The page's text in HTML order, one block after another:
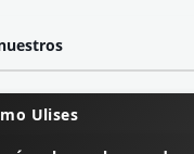
Ulises